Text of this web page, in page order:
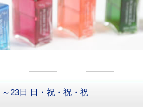
～23日 日・祝・祝・祝